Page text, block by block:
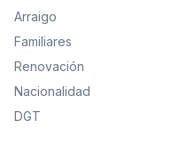
Arraigo
Familiares
Renovación
Nacionalidad
DGT